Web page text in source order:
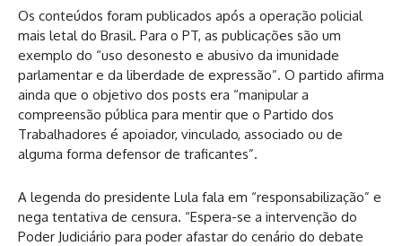
Os conteúdos foram publicados após a operação policial
mais letal do Brasil. Para o PT, as publicações são um
exemplo do “uso desonesto e abusivo da imunidade
parlamentar e da liberdade de expressão”. O partido afirma
ainda que o objetivo dos posts era “manipular a
compreensão pública para mentir que o Partido dos
Trabalhadores é apoiador, vinculado, associado ou de
alguma forma defensor de traficantes”.
A legenda do presidente Lula fala em “responsabilização” e
nega tentativa de censura. “Espera-se a intervenção do
Poder Judiciário para poder afastar do cenário do debate